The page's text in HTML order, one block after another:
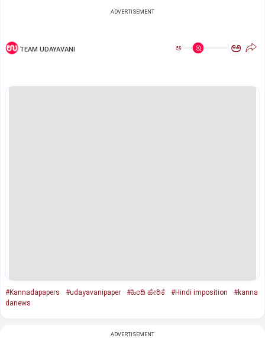
ADVERTISEMENT
TEAM UDAYAVANI ಅ ಅ
#Kannadapapers #udayavanipaper #ಹಿಂದಿ ಹೇರಿಕೆ #Hindi imposition
#kanna
danews
ADVERTISEMENT